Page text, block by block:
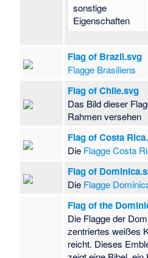
sonstige
Eigenschaften
Flag of Brazil.svg
Flagge Brasiliens
Flag of Chile.svg
Das Bild dieser
Rahmen versehen
Flag of Costa
Die Flagge Costa
Flag of
Die Flagge
Flag of the
Die Flagge der
zentriertes weißes
reicht. Dieses